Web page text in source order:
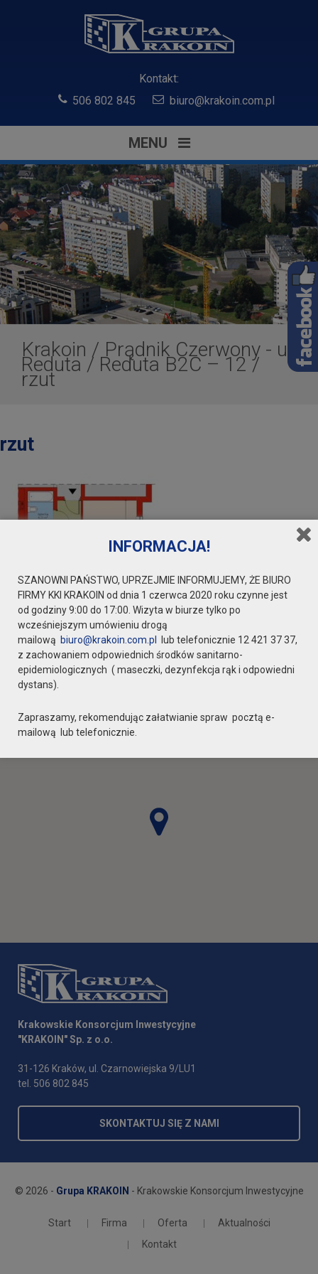
Kontakt:
506 802 845
biuro@krakoin.com.pl
MENU
Krakoin / Prądnik Czerwony - ul.
Reduta/ Reduta B2C – 12/
rzut
rzut
Krakowskie Konsorcjum Inwestycyjne
"KRAKOIN" Sp. z o.o.
31-126 Kraków, ul. Czarnowiejska 9/LU1
tel. 506 802 845
SKONTAKTUJ SIĘ Z NAMI
© 2026 - Grupa KRAKOIN - Krakowskie Konsorcjum Inwestycyjne
Start Firma Oferta
Aktualności
Kontakt
INFORMACJA!
SZANOWNI PAŃSTWO, UPRZEJMIE INFORMUJEMY, ŻE BIURO
FIRMY KKI KRAKOIN od dnia 1 czerwca 2020 roku czynne jest
od godziny 9:00 do 17:00. Wizyta w biurze tylko po
wcześniejszym umówieniu drogą
mailową biuro@krakoin.com.pl lub telefonicznie 12 421 37 37,
z zachowaniem odpowiednich środków sanitarno-
epidemiologicznych ( maseczki, dezynfekcja rąk i odpowiedni
dystans).
Zapraszamy, rekomendując załatwianie spraw pocztą e-
mailową lub telefonicznie.